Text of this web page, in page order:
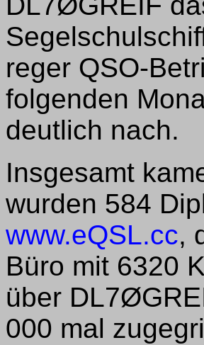
reger QSO-
folgenden
deutlich nach.
Insgesamt
wurden 584
www.eQSL.cc,
Büro mit 6320
über
000 mal